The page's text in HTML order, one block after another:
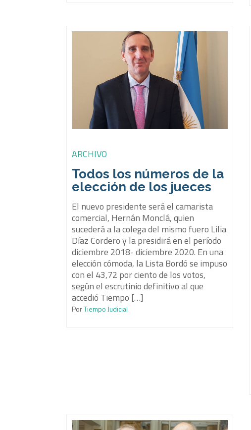
ARCHIVO
Todos los números de la
elección de los jueces
El nuevo presidente será el camarista
comercial, Hernán Monclá, quien
sucederá a la colega del mismo fuero Lilia
Díaz Cordero y la presidirá en el período
diciembre 2018- diciembre 2020. En una
elección cómoda, la Lista Bordó se impuso
con el 43,72 por ciento de los votos,
según el escrutinio definitivo al que
accedió Tiempo […]
PorTiempo Judicial